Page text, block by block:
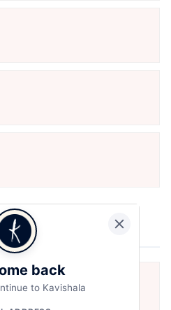
back
to Kavishala